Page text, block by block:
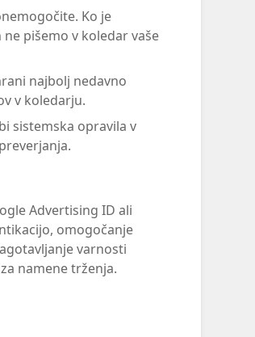
Ko je
pišemo v koledar vaše
najbolj nedavno
v koledarju.
sistemska opravila v
Advertising ID ali
omogočanje
varnosti
namene trženja.